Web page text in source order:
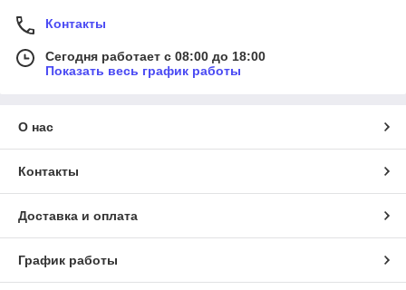
Контакты
Сегодня работает с 08:00 до 18:00
Показать весь график работы
О нас
Контакты
Доставка и оплата
График работы